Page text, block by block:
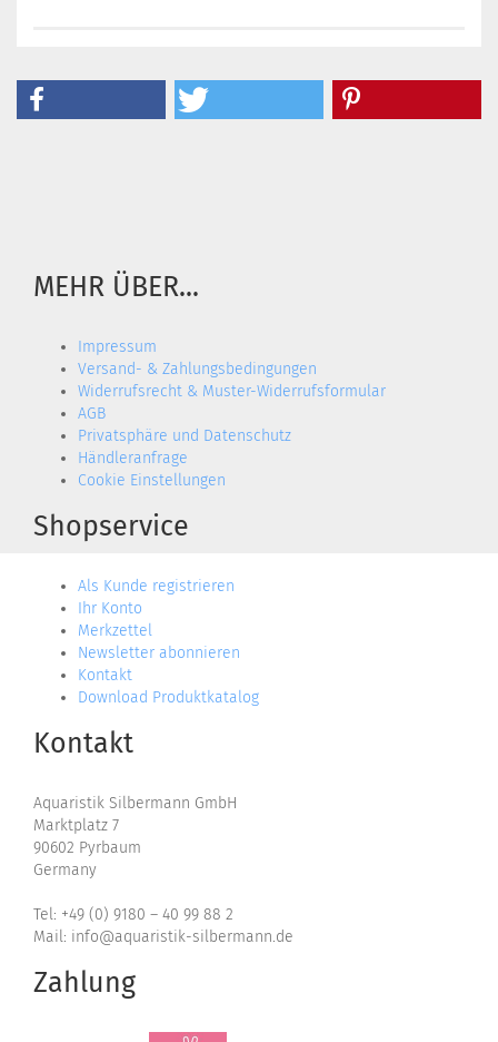
MEHR ÜBER...
Impressum
Versand- & Zahlungsbedingungen
Widerrufsrecht & Muster-Widerrufsformular
AGB
Privatsphäre und Datenschutz
Händleranfrage
Cookie Einstellungen
Shopservice
Als Kunde registrieren
Ihr Konto
Merkzettel
Newsletter abonnieren
Kontakt
Download Produktkatalog
Kontakt
Aquaristik Silbermann GmbH
Marktplatz 7
90602 Pyrbaum
Germany
Tel: +49 (0) 9180 – 40 99 88 2
Mail: info@aquaristik-silbermann.de
Zahlung